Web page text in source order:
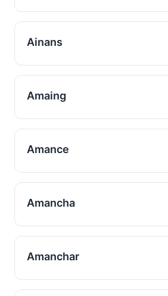
Ainans
Amaing
Amance
Amancha
Amanchar